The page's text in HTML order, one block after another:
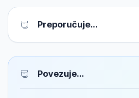
Preporučuje...
Povezuje...